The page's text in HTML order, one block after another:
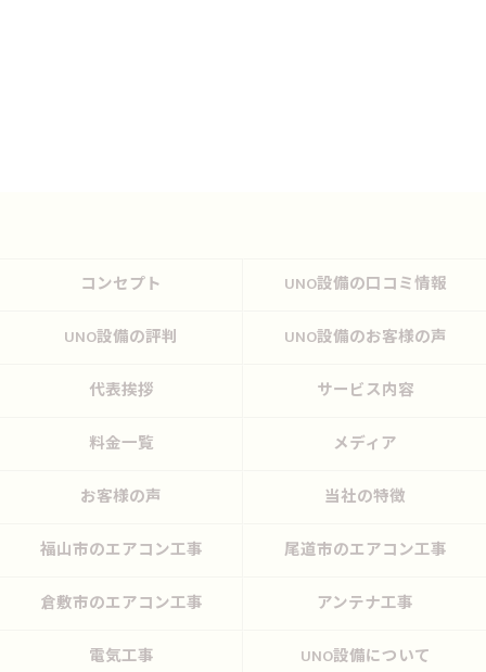
コンセプト UNO設備の口コミ情報
UNO設備の評判 UNO設備のお客様の声
代表挨拶 サービス内容
料金一覧 メディア
お客様の声 当社の特徴
福山市のエアコン工事 尾道市のエアコン工事
倉敷市のエアコン工事 アンテナ工事
電気工事 UNO設備について